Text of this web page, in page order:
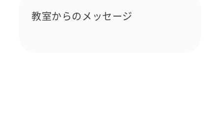
教室からのメッセージ